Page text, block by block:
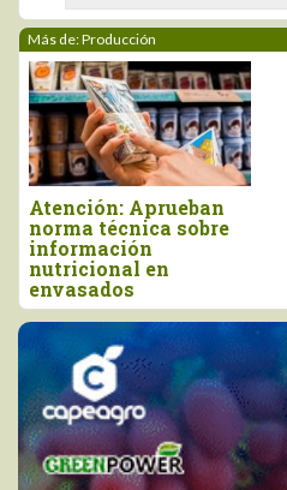
Más de: Producción
Atención: Aprueban
norma técnica sobre
información
nutricional en
envasados